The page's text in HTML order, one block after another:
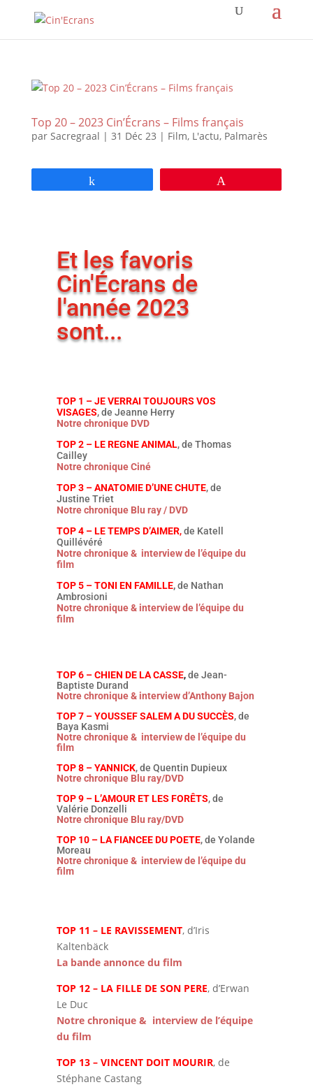
Top 20 – 2023 Cin’Écrans – Films français
par Sacregraal | 31 Déc 23 | Film, L'actu, Palmarès
Et les favoris
Cin'Écrans de
l'année 2023
sont...
TOP 1 – JE VERRAI TOUJOURS VOS
VISAGES, de Jeanne Herry
Notre chronique DVD
TOP 2 – LE REGNE ANIMAL, de Thomas
Cailley
Notre chronique Ciné
TOP 3 – ANATOMIE D’UNE CHUTE, de
Justine Triet
Notre chronique Blu ray / DVD
TOP 4 – LE TEMPS D’AIMER,de Katell
Quillévéré
Notre chronique & interview de l’équipe du
film
TOP 5 – TONI EN FAMILLE,de Nathan
Ambrosioni
Notre chronique & interview de l’équipe du
film
TOP 6 – CHIEN DE LA CASSE,de Jean-
Baptiste Durand
Notre chronique & interview d’Anthony Bajon
TOP 7 – YOUSSEF SALEM A DU SUCCÈS, de
Baya Kasmi
Notre chronique & interview de l’équipe du
film
TOP 8 – YANNICK, de Quentin Dupieux
Notre chronique Blu ray/DVD
TOP 9 – L’AMOUR ET LES FORÊTS, de
Valérie Donzelli
Notre chronique Blu ray/DVD
TOP 10 – LA FIANCEE DU POETE, de Yolande
Moreau
Notre chronique & interview de l’équipe du
film
TOP 11 – LE RAVISSEMENT, d’Iris
Kaltenbäck
La bande annonce du film
TOP 12 – LA FILLE DE SON PERE, d’Erwan
Le Duc
Notre chronique & interview de l’équipe
du film
TOP 13 – VINCENT DOIT MOURIR, de
Stéphane Castang